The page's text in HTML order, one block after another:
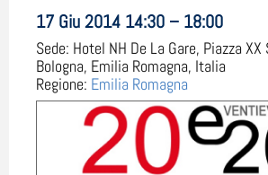
17 Giu 2014 14:30 – 18:00
Sede: Hotel NH De La Gare, Piazza
Bologna, Emilia Romagna, Italia
Regione: Emilia Romagna